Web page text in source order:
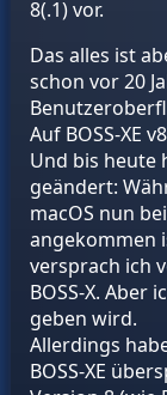
8(.1) vor.
Das alles ist
schon vor 20
Auf BOSS-XE
Und bis heute
geändert:
macOS nun
angekommen
versprach ich
BOSS-X. Aber
geben wird.
Allerdings
BOSS-XE